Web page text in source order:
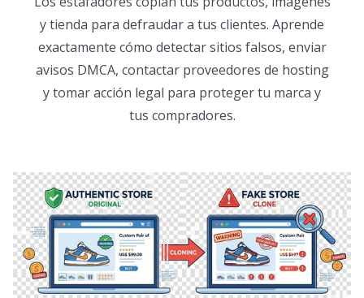
y tienda para defraudar a tus clientes. Aprende
exactamente cómo detectar sitios falsos, enviar
avisos DMCA, contactar proveedores de hosting
y tomar acción legal para proteger tu marca y
tus compradores.